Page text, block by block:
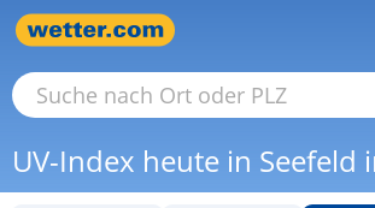
UV-Index heute in Seefeld